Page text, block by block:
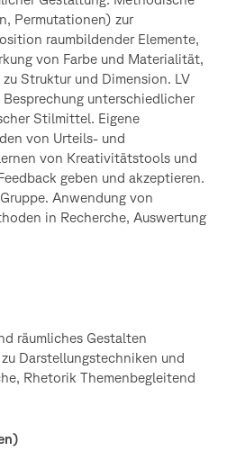
Permutationen) zur
raumbildender Elemente,
von Farbe und Materialität,
Struktur und Dimension. LV
unterschiedlicher
Stilmittel. Eigene
von Urteils- und
von Kreativitätstools und
geben und akzeptieren.
Anwendung von
in Recherche, Auswertung
räumliches Gestalten
Darstellungstechniken und
Rhetorik Themenbegleitend